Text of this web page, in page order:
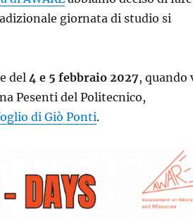
giornata di studio si
del 4 e 5 febbraio 2027, quando
Pesenti del Politecnico,
di Giò Ponti.